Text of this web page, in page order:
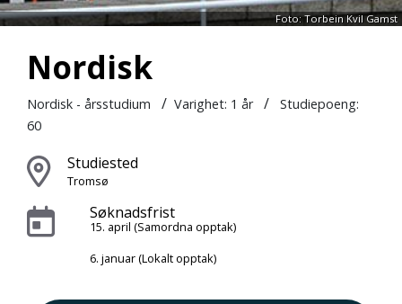
Foto: Torbein Kvil Gamst
Nordisk
Nordisk - årsstudium / Varighet: 1 år /
Studiepoeng:
60
Studiested
Tromsø
Søknadsfrist
15. april (Samordna opptak)
6. januar (Lokalt opptak)